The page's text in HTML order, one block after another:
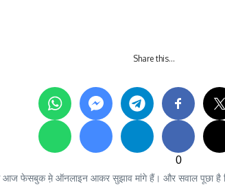
Share this…
0
आज फेसबुक मे़ ऑनलाइन आकर सुझाव मांगे हैं। और सवाल पूछा